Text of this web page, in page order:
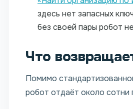
здесь нет запасных
без своей пары робот
Что
Помимо
робот отдаёт около сотни